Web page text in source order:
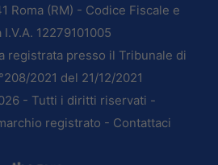
Roma (RM) - Codice Fiscale e
12279101005
registrata presso il Tribunale di
2021 del 21/12/2021
- Tutti i diritti riservati -
registrato - Contattaci